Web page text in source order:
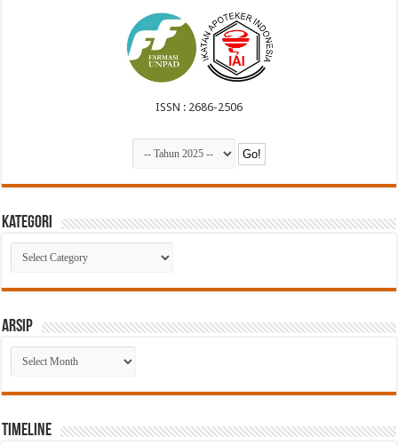
ISSN : 2686-2506
Kategori
Kategori
Arsip
Arsip
Timeline